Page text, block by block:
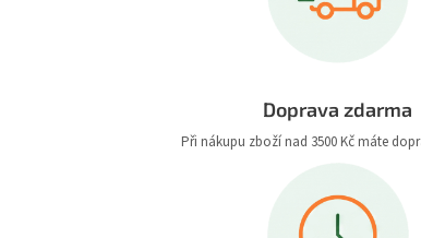
Doprava zdarma
Při nákupu zboží nad 3500 Kč máte